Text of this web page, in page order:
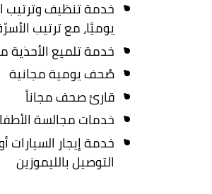
خدمة تنظيف وترتيب
يوميًا، مع ترتيب
خدمة تلميع الأحذية
صُحف يومية مجانية
قارئ صحف مجاناً
خدمات مجالسة
خدمة إيجار السيارات
التوصيل بالليموزين